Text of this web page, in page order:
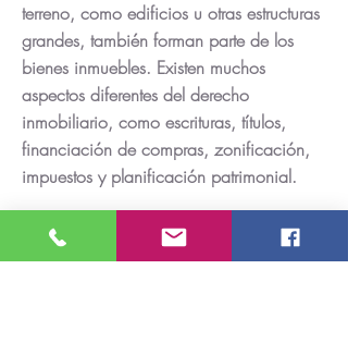
terreno, como edificios u otras estructuras
grandes, también forman parte de los
bienes inmuebles. Existen muchos
aspectos diferentes del derecho
inmobiliario, como escrituras, títulos,
financiación de compras, zonificación,
impuestos y planificación patrimonial.